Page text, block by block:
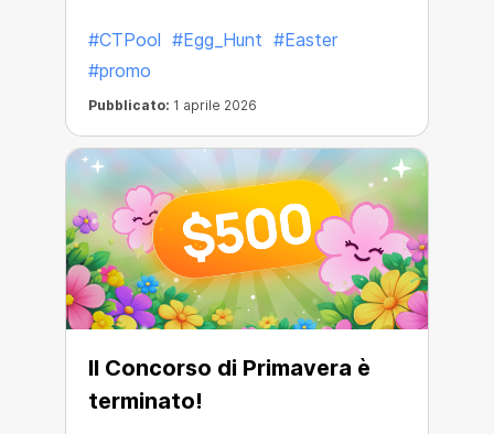
#CTPool #Egg_Hunt #Easter
#promo
Pubblicato: 1 aprile 2026
Il Concorso di Primavera è
terminato!